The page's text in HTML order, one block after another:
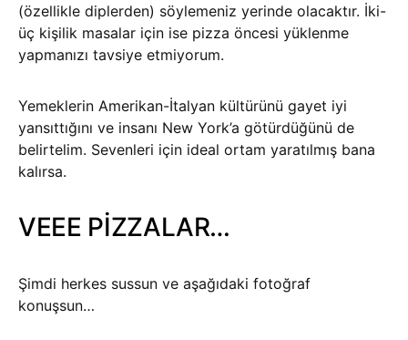
(özellikle diplerden) söylemeniz yerinde olacaktır. İki-
üç kişilik masalar için ise pizza öncesi yüklenme
yapmanızı tavsiye etmiyorum.
Yemeklerin Amerikan-İtalyan kültürünü gayet iyi
yansıttığını ve insanı New York’a götürdüğünü de
belirtelim. Sevenleri için ideal ortam yaratılmış bana
kalırsa.
VEEE PİZZALAR…
Şimdi herkes sussun ve aşağıdaki fotoğraf
konuşsun…